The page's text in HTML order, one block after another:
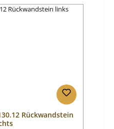
Rückwandstein